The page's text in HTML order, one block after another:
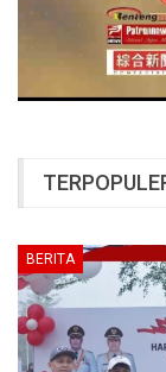
BERITA